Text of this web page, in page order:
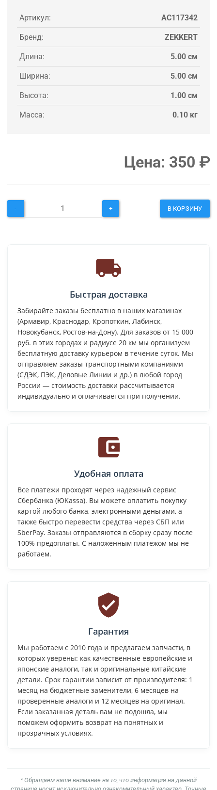
Артикул: AC117342
Бренд: ZEKKERT
Длина: 5.00 см
Ширина: 5.00 см
Высота: 1.00 см
Масса: 0.10 кг
Цена: 350 ₽
- + В КОРЗИНУ
Быстрая доставка
Забирайте заказы бесплатно в наших магазинах
(Армавир, Краснодар, Кропоткин, Лабинск,
Новокубанск, Ростов-на-Дону). Для заказов от 15 000
руб. в этих городах и радиусе 20 км мы организуем
бесплатную доставку курьером в течение суток. Мы
отправляем заказы транспортными компаниями
(СДЭК, ПЭК, Деловые Линии и др.) в любой город
России — стоимость доставки рассчитывается
индивидуально и оплачивается при получении.
Удобная оплата
Все платежи проходят через надежный сервис
Сбербанка (ЮKassa). Вы можете оплатить покупку
картой любого банка, электронными деньгами, а
также быстро перевести средства через СБП или
SberPay. Заказы отправляются в сборку сразу после
100% предоплаты. С наложенным платежом мы не
работаем.
Гарантия
Мы работаем с 2010 года и предлагаем запчасти, в
которых уверены: как качественные европейские и
японские аналоги, так и оригинальные китайские
детали. Срок гарантии зависит от производителя: 1
месяц на бюджетные заменители, 6 месяцев на
проверенные аналоги и 12 месяцев на оригинал.
Если заказанная деталь вам не подошла, мы
поможем оформить возврат на понятных и
прозрачных условиях.
* Обращаем ваше внимание на то, что информация на данной